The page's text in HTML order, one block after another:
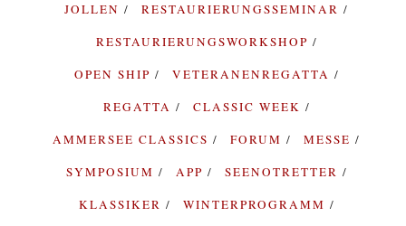
JOLLEN
RESTAURIERUNGSSEMINAR
RESTAURIERUNGSWORKSHOP
OPEN SHIP
VETERANENREGATTA
REGATTA
CLASSIC WEEK
AMMERSEE CLASSICS
FORUM
MESSE
SYMPOSIUM
APP
SEENOTRETTER
KLASSIKER
WINTERPROGRAMM